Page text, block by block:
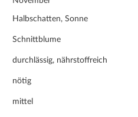
Halbschatten, Sonne
Schnittblume
durchlässig, nährstoffreich
nötig
mittel